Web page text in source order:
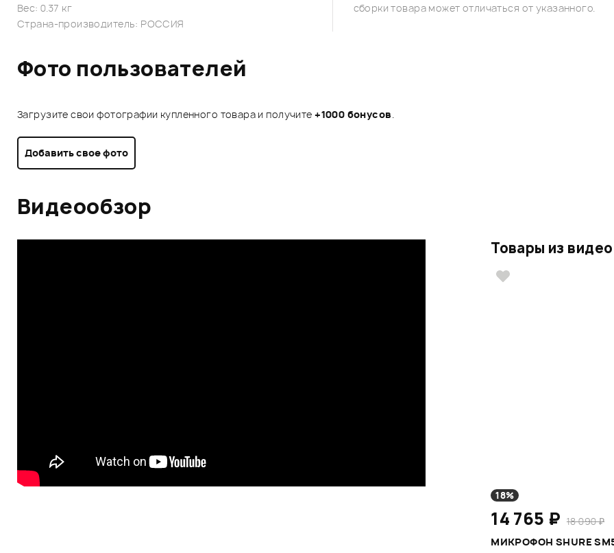
Вес: 0.37 кг
Страна-производитель: РОССИЯ
сборки товара может отличаться от указанного.
Фото пользователей
Загрузите свои фотографии купленного товара и получите+1000 бонусов.
Добавить свое фото
Видеообзор
Товары из видео
18%
14 765 ₽ 18 090 ₽
МИКРОФОН SHURE